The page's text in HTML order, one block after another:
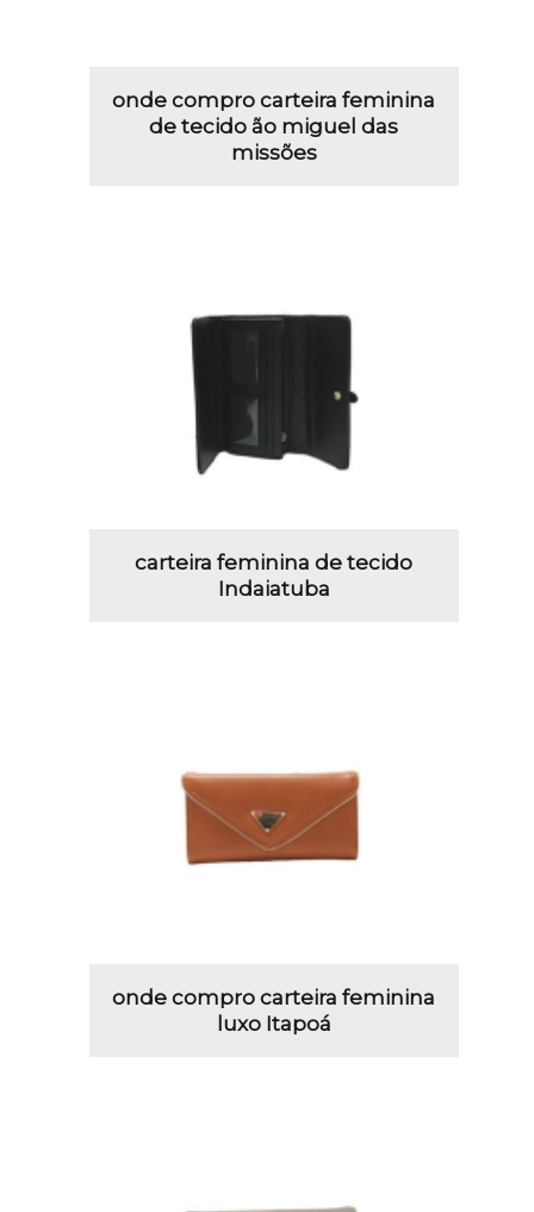
onde compro carteira feminina
de tecido ão miguel das
missões
carteira feminina de tecido
Indaiatuba
onde compro carteira feminina
luxo Itapoá